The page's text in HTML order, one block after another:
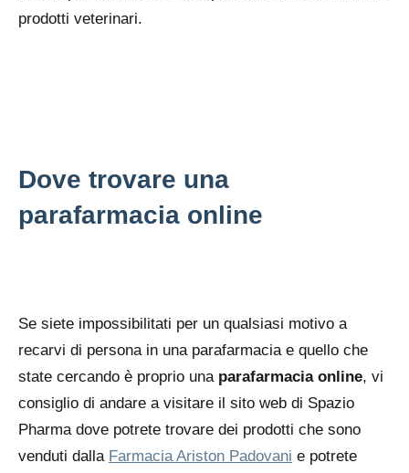
prodotti veterinari.
Dove trovare una
parafarmacia online
Se siete impossibilitati per un qualsiasi motivo a
recarvi di persona in una parafarmacia e quello che
state cercando è proprio una parafarmacia online, vi
consiglio di andare a visitare il sito web di Spazio
Pharma dove potrete trovare dei prodotti che sono
venduti dalla Farmacia Ariston Padovani e potrete